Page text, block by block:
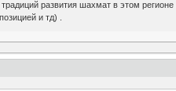
развития шахмат в этом
и тд) .